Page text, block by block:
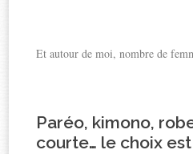
Et autour de moi, nombre de
Paréo, kimono,
courte… le choix